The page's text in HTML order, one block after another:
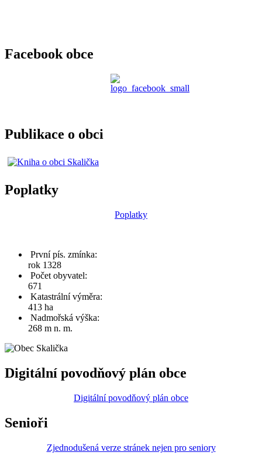
Facebook obce
Publikace o obci
Poplatky
Poplatky
První pís. zmínka:
rok 1328
Počet obyvatel:
671
Katastrální výměra:
413 ha
Nadmořská výška:
268 m n. m.
Digitální povodňový plán obce
Digitální povodňový plán obce
Senioři
Zjednodušená verze stránek nejen pro seniory